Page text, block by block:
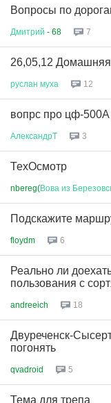
Вопросы по
Дмитрий - 68 7
26,05,12 Домашняя
руслан муха 12
вопрс про цф-500А
АлександрТ 3
ТехОсмотр
nbereg(Вова из
Подскажите
floydm 6
Реально ли
пользования с
andreeich 18
Двуреченск-
погонять
qvadroid 5
Тема для трепа